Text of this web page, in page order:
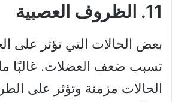
11. الظروف العصبية
بعض الحالات التي تؤثر على
تسبب ضعف العضلات. غالبًا
الحالات مزمنة وتؤثر على